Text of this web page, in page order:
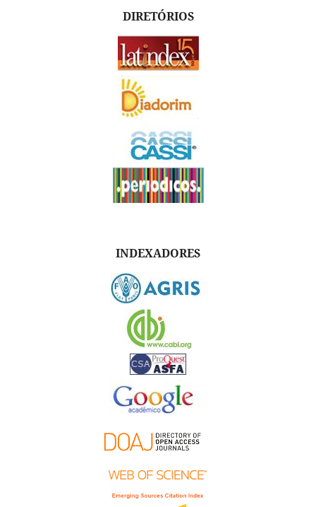
DIRETÓRIOS
INDEXADORES